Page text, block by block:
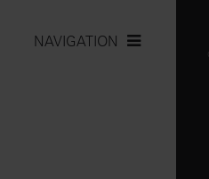
NAVIGATION